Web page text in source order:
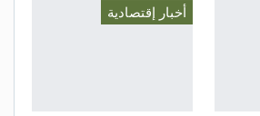
أخبار إقتصادية